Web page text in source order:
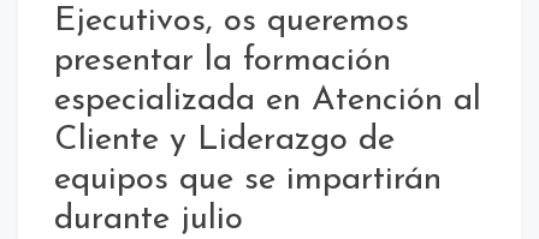
Ejecutivos, os queremos
presentar la formación
especializada en Atención al
Cliente y Liderazgo de
equipos que se impartirán
durante julio